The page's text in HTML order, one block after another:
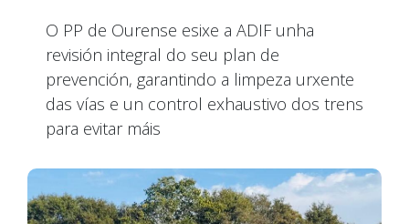
O PP de Ourense esixe a ADIF unha
revisión integral do seu plan de
prevención, garantindo a limpeza urxente
das vías e un control exhaustivo dos trens
para evitar máis